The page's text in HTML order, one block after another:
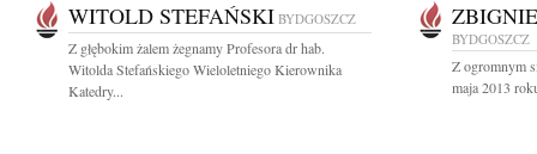
WITOLD STEFAŃSKI BYDGOSZCZ
Z głębokim żalem żegnamy Profesora dr hab.
Witolda Stefańskiego Wieloletniego Kierownika
Katedry...
BYDGOSZCZ
Z ogromnym
maja 2013